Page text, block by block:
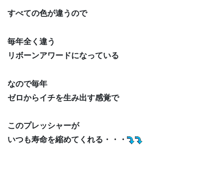
すべての色が違うので
毎年全く違う
リボーンアワードになっている
なので毎年
ゼロからイチを生み出す感覚で
このプレッシャーが
いつも寿命を縮めてくれる・・・